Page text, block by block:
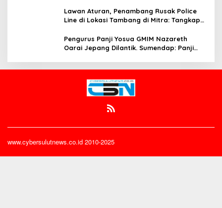
Lawan Aturan, Penambang Rusak Police
Line di Lokasi Tambang di Mitra: Tangkap
Pengurus Panji Yosua GMIM Nazareth
Oarai Jepang Dilantik. Sumendap: Panji
www.cybersulutnews.co.id 2010-2025